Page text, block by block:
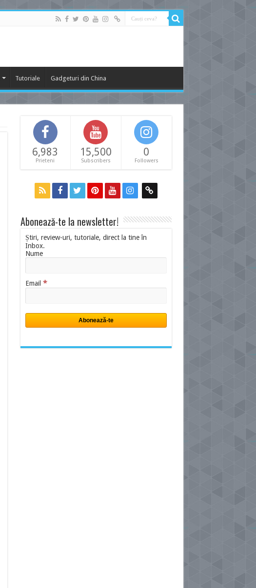
Tutoriale Gadgeturi din China
6,983
Prieteni
15,500
Subscribers
0
Followers
Abonează-te la newsletter!
Știri, review-uri, tutoriale, direct la tine în
Inbox.
Nume
Email *